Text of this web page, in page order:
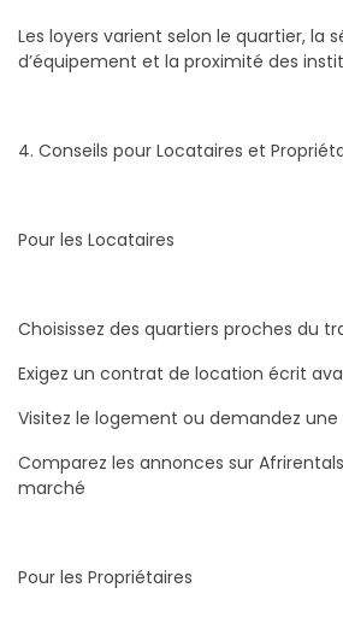
Les loyers varient selon le quartier, la
d’équipement et la proximité des
4. Conseils pour Locataires et
Pour les Locataires
Choisissez des quartiers proches du
Exigez un contrat de location écrit
Visitez le logement ou demandez une
Comparez les annonces sur
marché
Pour les Propriétaires